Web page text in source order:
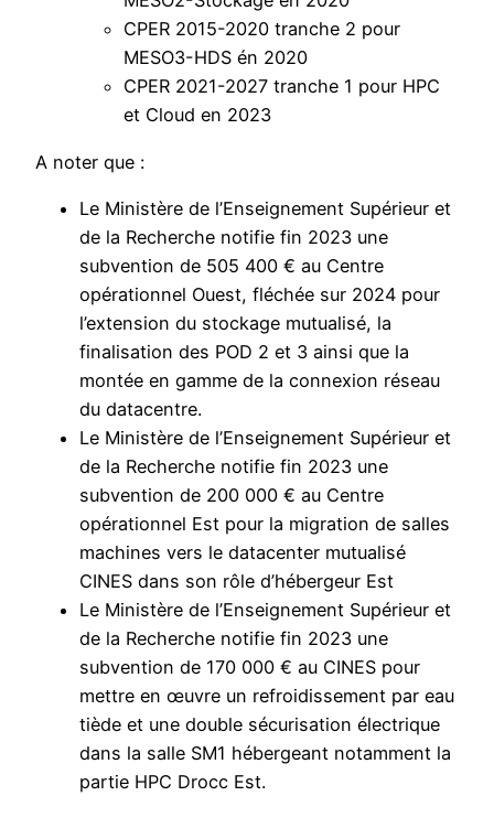
CPER 2015-2020 tranche 2 pour
MESO3-HDS én 2020
CPER 2021-2027 tranche 1 pour HPC
et Cloud en 2023
A noter que :
Le Ministère de l’Enseignement Supérieur et
de la Recherche notifie fin 2023 une
subvention de 505 400 € au Centre
opérationnel Ouest, fléchée sur 2024 pour
l’extension du stockage mutualisé, la
finalisation des POD 2 et 3 ainsi que la
montée en gamme de la connexion réseau
du datacentre.
Le Ministère de l’Enseignement Supérieur et
de la Recherche notifie fin 2023 une
subvention de 200 000 € au Centre
opérationnel Est pour la migration de salles
machines vers le datacenter mutualisé
CINES dans son rôle d’hébergeur Est
Le Ministère de l’Enseignement Supérieur et
de la Recherche notifie fin 2023 une
subvention de 170 000 € au CINES pour
mettre en œuvre un refroidissement par eau
tiède et une double sécurisation électrique
dans la salle SM1 hébergeant notamment la
partie HPC Drocc Est.